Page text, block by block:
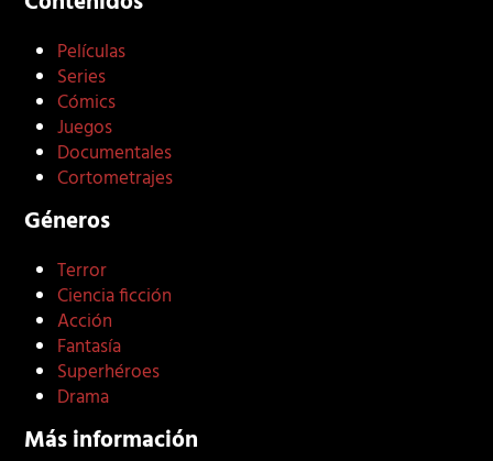
Películas
Series
Cómics
Juegos
Documentales
Cortometrajes
Géneros
Terror
Ciencia ficción
Acción
Fantasía
Superhéroes
Drama
Más información